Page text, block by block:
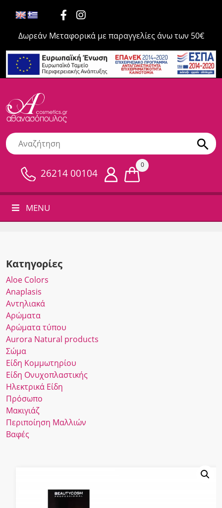
Δωρεάν Μεταφορικά με παραγγελίες άνω των 50€
26214 00104
0
MENU
Κατηγορίες
Αloe Colors
Anaplasis
Αντηλιακά
Αρώματα
Αρώματα τύπου
Αurora Νatural products
Σώμα
Είδη Κομμωτηρίου
Είδη Ονυχοπλαστικής
Ηλεκτρικά Είδη
Πρόσωπο
Μακιγιάζ
Περιποίηση Μαλλιών
Βαφές